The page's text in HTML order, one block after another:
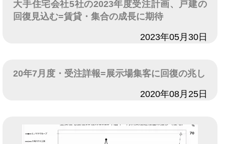
大手住宅会社5社の2023年度受注計画、戸建の
回復見込む=賃貸・集合の成長に期待
2023年05月30日
20年7月度・受注詳報=展示場集客に回復の兆し
2020年08月25日